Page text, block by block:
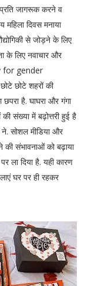
जागरूक करने व
दिवस मनाया
से जोड़ने के लिए
के लिए नवाचार और
for gender
छोटे शहरों की
है. घाघरा और गंगा
संख्या में बढ़ोत्तरी हुई है
सोशल मीडिया और
संभावनाओं को बढ़ाया
ला दिया है. यही कारण
घर पर ही रहकर